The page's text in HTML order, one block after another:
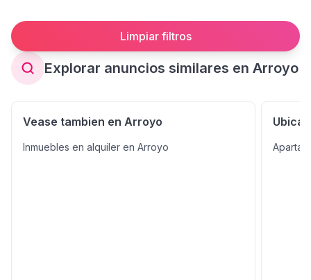
Limpiar filtros
Explorar anuncios similares en Arroyo
Vease tambien en Arroyo
Inmuebles en alquiler en Arroyo